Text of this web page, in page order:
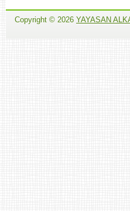
Copyright © 2026 YAYASAN